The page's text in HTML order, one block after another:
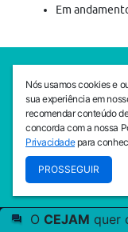
Em
Av. da
Av. da
© 2026
Nós usamos cookies e
sua experiência em
recomendar conteúdo
concorda com a nossa
Privacidadepara
PROSSEGUIR
O CEJAM quer